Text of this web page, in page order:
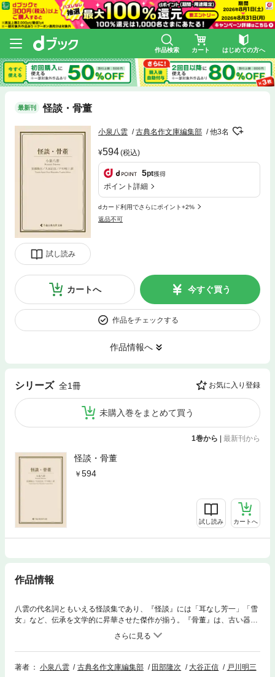
作品検索 カート はじめての方へ
最新刊 怪談・骨董
試し読み
小泉八雲 古典名作文庫編集部 他3名
594(税込)
5pt獲得
ポイント詳細
dカード利用でさらにポイント+2%
返品不可
カートへ 今すぐ買う
作品をチェックする
作品情報へ
シリーズ 全1冊 お気に入り登録
未購入巻をまとめて買う
1巻から | 最新刊から
怪談・骨董
594
試し読み カートへ
作品情報
八雲の代名詞ともいえる怪談集であり、『怪談』には「耳なし芳一」「雪
女」など、伝承を文学的に昇華させた傑作が揃う。『骨董』は、古い器物
や日常の風景に宿る霊性を描いた短編集。単なるホラーではなく、日本人
が古来より信じてきた「魂」や人智を超えた存在を、洗練された文章で書
き遺した怪異文学の金字塔。ハーンの教え子たちによる現代語訳で復刻。
●目次『怪談』 原序 耳無芳一の話 おしどり お貞のはなし 姥桜
著者 小泉八雲 古典名作文庫編集部 田部隆次 大谷正信
戸川明三